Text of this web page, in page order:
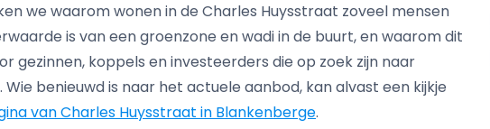
we waarom wonen in de Charles Huysstraat zoveel mensen
is van een groenzone en wadi in de buurt, en waarom dit
gezinnen, koppels en investeerders die op zoek zijn naar
benieuwd is naar het actuele aanbod, kan alvast een kijkje
van Charles Huysstraat in Blankenberge.